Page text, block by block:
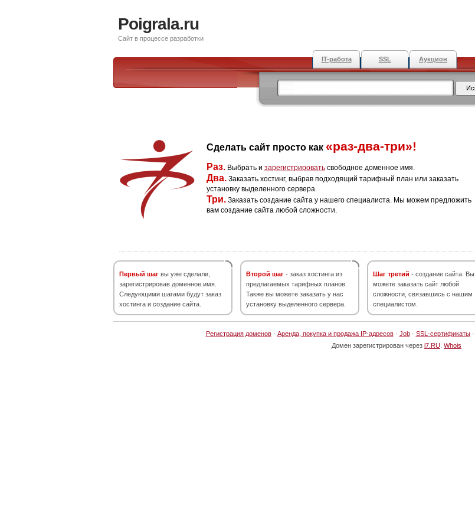
Poigrala.ru
Сайт в процессе разработки
IT-работа SSL Аукцион
Сделать сайт просто как «раз-два-три»!
Раз. Выбрать и зарегистрировать свободное доменное имя.
Два. Заказать хостинг, выбрав подходящий тарифный план или заказать
установку выделенного сервера.
Три. Заказать создание сайта у нашего специалиста. Мы можем предложить
вам создание сайта любой сложности.
Первый шаг вы уже сделали,
зарегистрировав доменное имя.
Следующими шагами будут заказ
хостинга и создание сайта.
Второй шаг - заказ хостинга из
предлагаемых тарифных планов.
Также вы можете заказать у нас
установку выделенного сервера.
Шаг третий - создание сайта. Вы
можете заказать сайт любой
сложности, связавшись с нашим
специалистом.
Регистрация доменов· Аренда, покупка и продажа IP-адресов· Job· SSL-сертификаты·
Домен зарегистрирован через i7.RU Whois